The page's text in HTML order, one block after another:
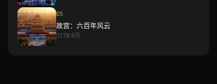
05
故宫：六百年风云
178.9万